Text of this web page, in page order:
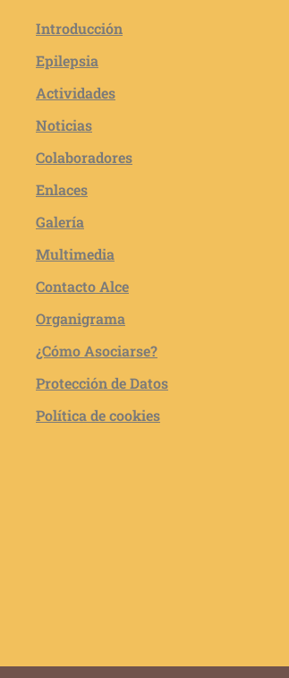
Introducción
Epilepsia
Actividades
Noticias
Colaboradores
Enlaces
Galería
Multimedia
Contacto Alce
Organigrama
¿Cómo Asociarse?
Protección de Datos
Política de cookies